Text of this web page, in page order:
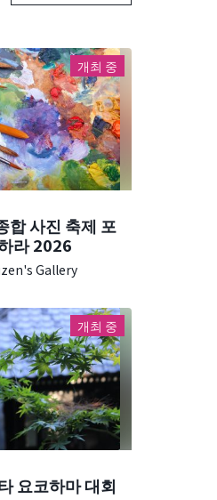
개최 중
합 사진 축제 포
라 2026
Gallery
개최 중
요코하마 대회